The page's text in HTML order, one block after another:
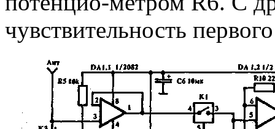
чувствительность